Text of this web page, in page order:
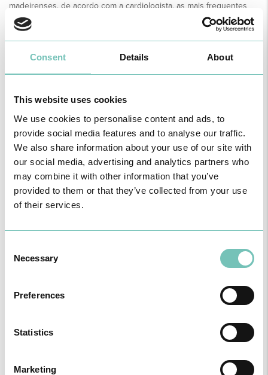
Consent Details About
This website uses cookies
We use cookies to personalise content and ads, to
provide social media features and to analyse our traffic.
We also share information about your use of our site with
our social media, advertising and analytics partners who
may combine it with other information that you’ve
provided to them or that they’ve collected from your use
of their services.
Selection
Necessary
Preferences
Statistics
Marketing
madeirenses, de acordo com a cardiologista, as mais frequentes
são “a doença coronária (como o enfarte agudo do miocárdio e a
angina de peito) e o AVC, que não é bem do âmbito da cardiologia,
mas é do espetro da doença cardiovascular. Temos também
elevada incidência de doenças valvulares – as valvulopatias e a
podem ser diagnosticadas e tratadas no HPM.
Num futuro próximo o objetivo é “manter a acreditação, o rigor e a
segurança e confiança nos diagnósticos realizados no HPM”,
assegurou a coordenadora.
MAIS INFORMAÇÃO
17 de Fevereiro de 2025